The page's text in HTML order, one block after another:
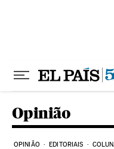
Opinião
OPINIÃO EDITORIAIS